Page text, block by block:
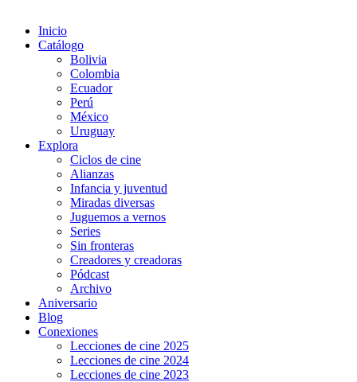
Inicio
Catálogo
Bolivia
Colombia
Ecuador
Perú
México
Uruguay
Explora
Ciclos de cine
Alianzas
Infancia y juventud
Miradas diversas
Juguemos a vernos
Series
Sin fronteras
Creadores y creadoras
Pódcast
Archivo
Aniversario
Blog
Conexiones
Lecciones de cine 2025
Lecciones de cine 2024
Lecciones de cine 2023